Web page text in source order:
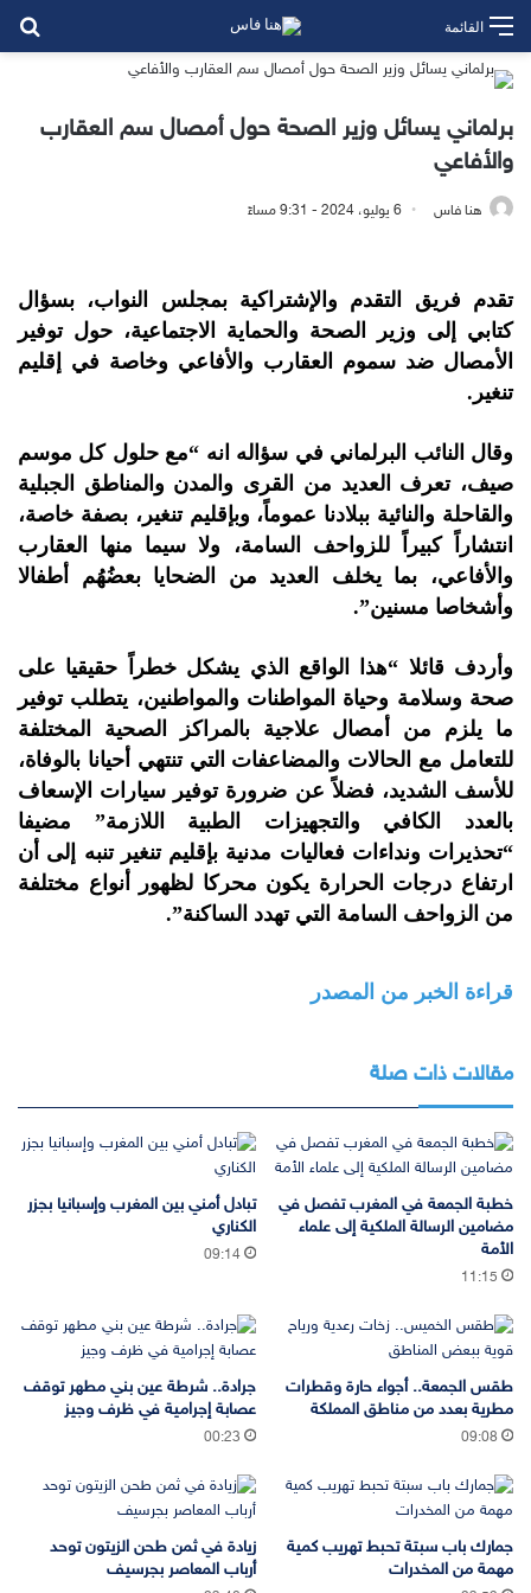
القائمة
برلماني يسائل وزير الصحة حول أمصال سم العقارب
والأفاعي
هنا فاس 6 يوليو، 2024 - 9:31 مساءً
تقدم فريق التقدم والإشتراكية بمجلس النواب، بسؤال
كتابي إلى وزير الصحة والحماية الاجتماعية، حول توفير
الأمصال ضد سموم العقارب والأفاعي وخاصة في إقليم
تنغير.
وقال النائب البرلماني في سؤاله انه “مع حلول كل موسم
صيف، تعرف العديد من القرى والمدن والمناطق الجبلية
والقاحلة والنائية ببلادنا عموماً، وبإقليم تنغير، بصفة خاصة،
انتشاراً كبيراً للزواحف السامة، ولا سيما منها العقارب
والأفاعي، بما يخلف العديد من الضحايا بعضُهُم أطفالا
وأشخاصا مسنين”.
وأردف قائلا “هذا الواقع الذي يشكل خطراً حقيقيا على
صحة وسلامة وحياة المواطنات والمواطنين، يتطلب توفير
ما يلزم من أمصال علاجية بالمراكز الصحية المختلفة
للتعامل مع الحالات والمضاعفات التي تنتهي أحيانا بالوفاة،
للأسف الشديد، فضلاً عن ضرورة توفير سيارات الإسعاف
بالعدد الكافي والتجهيزات الطبية اللازمة” مضيفا
“تحذيرات ونداءات فعاليات مدنية بإقليم تنغير تنبه إلى أن
ارتفاع درجات الحرارة يكون محركا لظهور أنواع مختلفة
من الزواحف السامة التي تهدد الساكنة”.
قراءة الخبر من المصدر
مقالات ذات صلة
خطبة الجمعة في المغرب تفصل في
مضامين الرسالة الملكية إلى علماء
الأمة
11:15
تبادل أمني بين المغرب وإسبانيا بجزر
الكناري
09:14
طقس الجمعة.. أجواء حارة وقطرات
مطرية بعدد من مناطق المملكة
09:08
جرادة.. شرطة عين بني مطهر توقف
عصابة إجرامية في ظرف وجيز
00:23
جمارك باب سبتة تحبط تهريب كمية
مهمة من المخدرات
زيادة في ثمن طحن الزيتون توحد
أرباب المعاصر بجرسيف